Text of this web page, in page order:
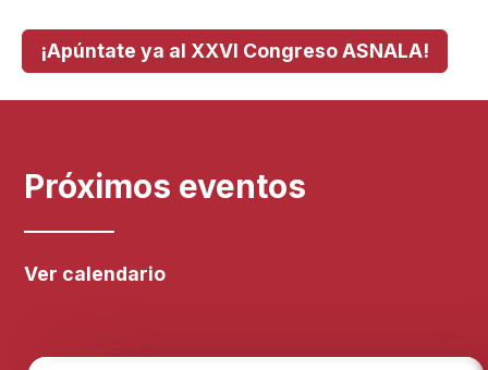
¡Apúntate ya al XXVI Congreso ASNALA!
Próximos eventos
Ver calendario